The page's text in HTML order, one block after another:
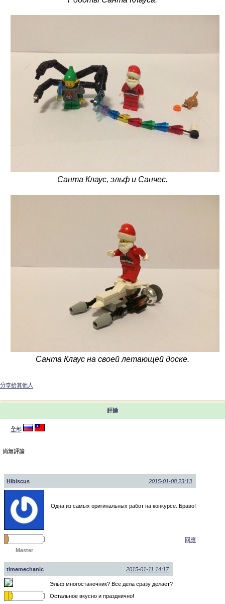
Санта Клаус, эльф и Санчес.
Санта Клаус на своей летающей доске.
分享給其他人
評論
全部
尚無評論
Hibiscus 2015-01-08 23:13
Master
Одна из самых оригинальных работ на конкурсе. Браво!
回應
timemechanic 2015-01-11 14:17
Эльф многостаночник? Все дела сразу делает?
Остальное вкусно и празднично!